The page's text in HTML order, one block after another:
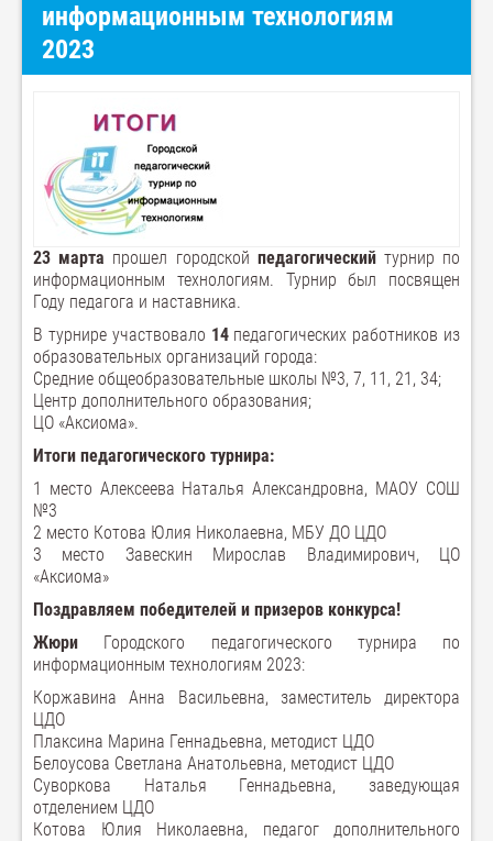
информационным технологиям
2023
23 марта прошел городской педагогическийтурнир по
информационным технологиям. Турнир был посвящен
Году педагога и наставника.
В турнире участвовало 14педагогических работников из
образовательных организаций города:
Средние общеобразовательные школы №3, 7, 11, 21, 34;
Центр дополнительного образования;
ЦО «Аксиома».
Итоги педагогического турнира:
1 место Алексеева Наталья Александровна, МАОУ СОШ
№3
2 место Котова Юлия Николаевна, МБУ ДО ЦДО
3 место Завескин Мирослав Владимирович, ЦО
«Аксиома»
Поздравляем победителей и призеров конкурса!
Жюри Городского педагогического турнира по
информационным технологиям 2023:
Коржавина Анна Васильевна, заместитель директора
ЦДО
Плаксина Марина Геннадьевна, методист ЦДО
Белоусова Светлана Анатольевна, методист ЦДО
Суворкова Наталья Геннадьевна, заведующая
отделением ЦДО
Котова Юлия Николаевна, педагог дополнительного